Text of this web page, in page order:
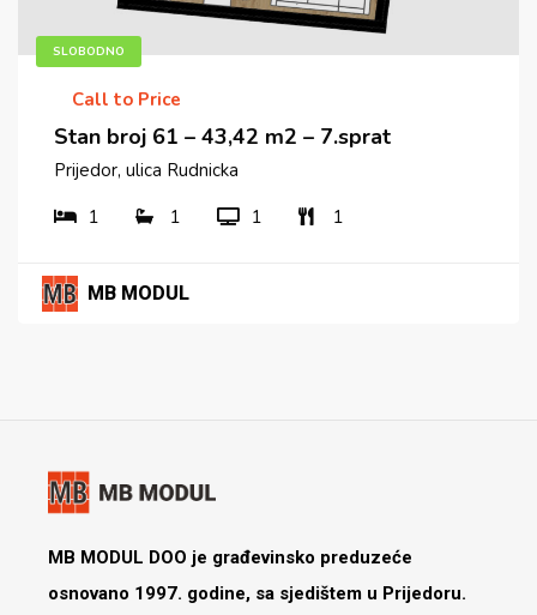
SLOBODNO
Call to Price
Stan broj 61 – 43,42 m2 – 7.sprat
Prijedor, ulica Rudnicka
1
1 1 1
MB MODUL
MB MODUL DOO je građevinsko preduzeće
osnovano 1997. godine, sa sjedištem u Prijedoru.